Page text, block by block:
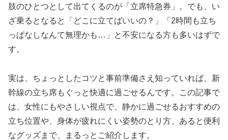
肢のひとつとして出てくるのが「立席特急券」。でも、い
ざ乗るとなると「どこに立てばいいの？」「2時間も立ち
っぱなしなんて無理かも…」と不安になる方も多いはずで
す。
実は、ちょっとしたコツと事前準備さえ知っていれば、新
幹線の立ち席もぐっと快適に過ごせるんです。この記事で
は、女性にもやさしい視点で、静かに過ごせるおすすめの
立ち位置や、身体が疲れにくい姿勢のとり方、あると便利
なグッズまで、まるっとご紹介します。